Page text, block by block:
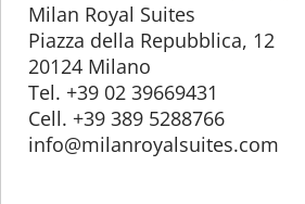
Milan Royal Suites
Piazza della Repubblica, 12
20124 Milano
Tel. +39 02 39669431
Cell. +39 389 5288766
info@milanroyalsuites.com